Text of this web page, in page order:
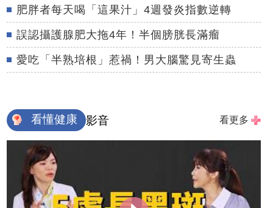
肥胖者每天喝「這果汁」4週發炎指數逆轉
誤認攝護腺肥大拖4年！半個膀胱長滿瘤
愛吃「半熟培根」惹禍！男大腦驚見寄生蟲
看懂健康 影音 看更多